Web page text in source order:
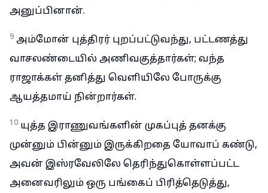
அனுப்பினான்.
9 அம்மோன் புத்திரர் புறப்பட்டுவந்து, பட்டணத்து
வாசலண்டையில் அணிவகுத்தார்கள்; வந்த
ராஜாக்கள் தனித்து வெளியிலே போருக்கு
ஆயத்தமாய் நின்றார்கள்.
10 யுத்த இராணுவங்களின் முகப்புத் தனக்கு
முன்னும் பின்னும் இருக்கிறதை யோவாப் கண்டு,
அவன் இஸ்ரவேலிலே தெரிந்துகொள்ளப்பட்ட
அனைவரிலும் ஒரு பங்கைப் பிரித்தெடுத்து,